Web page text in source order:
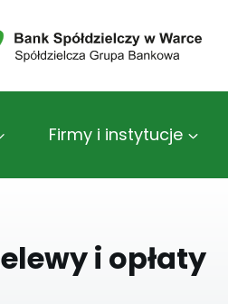
Firmy i instytucje
i opłaty